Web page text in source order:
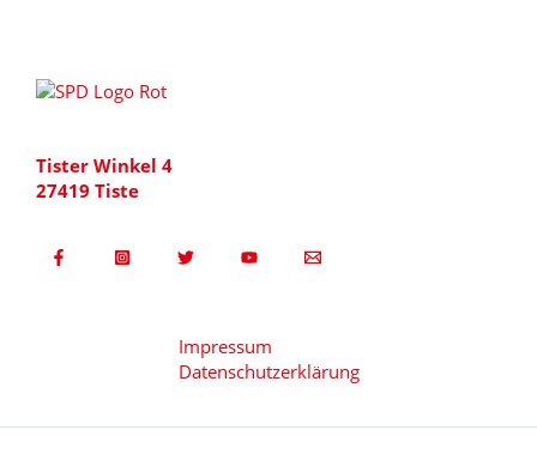
Tister Winkel 4
27419 Tiste
Impressum
Datenschutzerklärung